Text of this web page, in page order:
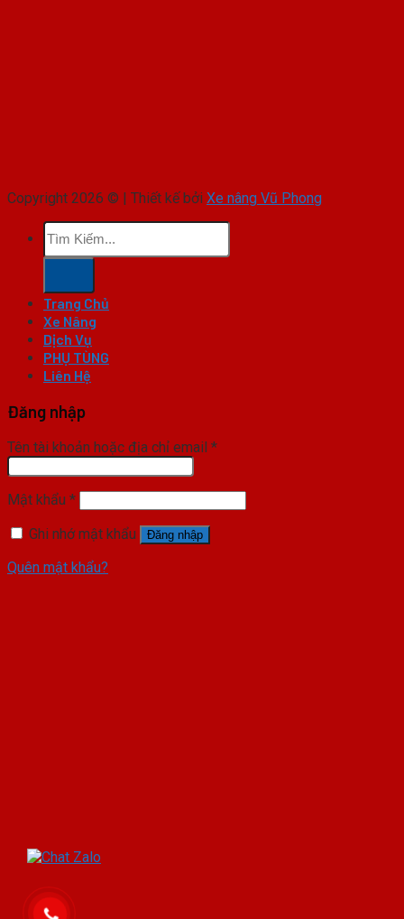
Copyright 2026 © | Thiết kế bởi Xe nâng Vũ Phong
Tìm
kiếm:
Trang Chủ
Xe Nâng
Dịch Vụ
PHỤ TÙNG
Liên Hệ
Đăng nhập
Tên tài khoản hoặc địa chỉ email *
Mật khẩu *
Ghi nhớ mật khẩu
Đăng nhập
Quên mật khẩu?